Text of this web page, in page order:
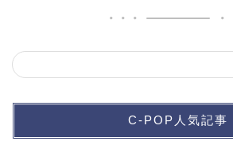
C-POP人気記事